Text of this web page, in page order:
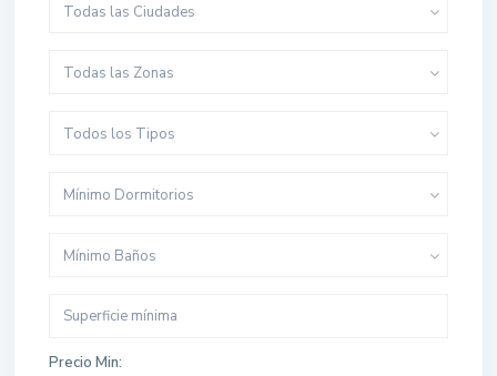
Todas las Ciudades
Todas las Zonas
Todos los Tipos
Mínimo Dormitorios
Mínimo Baños
Precio Min: